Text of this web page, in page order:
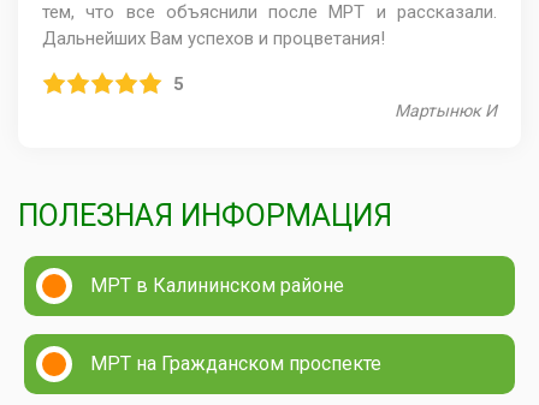
тем, что все объяснили после МРТ и рассказали.
Дальнейших Вам успехов и процветания!
5
Мартынюк И
ПОЛЕЗНАЯ ИНФОРМАЦИЯ
МРТ в Калининском районе
МРТ на Гражданском проспекте